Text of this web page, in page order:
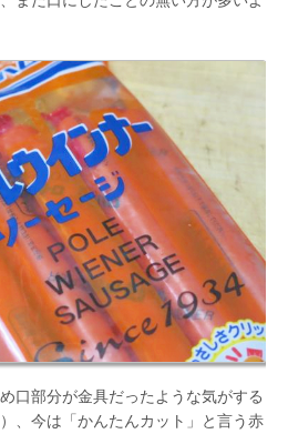
口部分が金具だったような気がする
、今は「かんたんカット」と言う赤